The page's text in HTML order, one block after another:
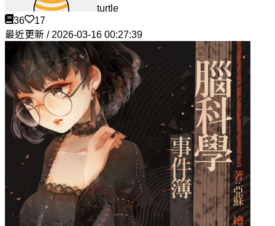
turtle
36
17
最近更新 / 2026-03-16 00:27:39